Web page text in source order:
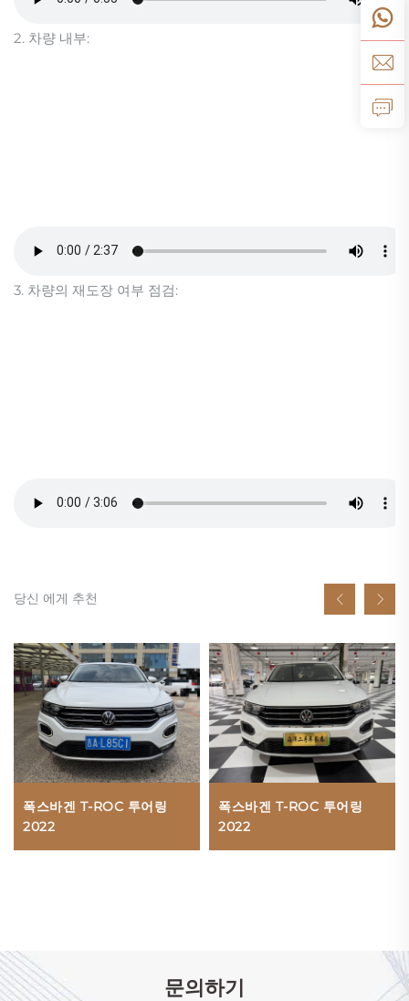
2. 차량 내부:
3. 차량의 재도장 여부 점검:
당신 에게 추천
폭스바겐 T-ROC 투어링
2022
폭스바겐 T-ROC 투어링
2022
문의하기